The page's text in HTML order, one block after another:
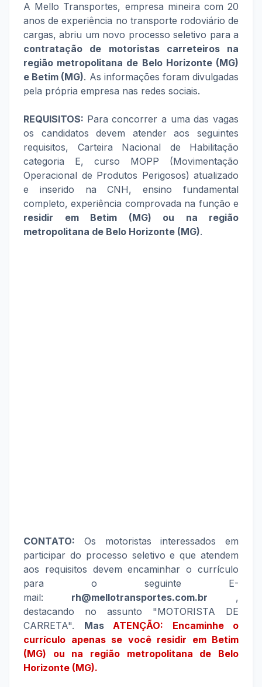
A Mello Transportes, empresa mineira com 20
anos de experiência no transporte rodoviário de
cargas, abriu um novo processo seletivo para a
contratação de motoristas carreteiros na
região metropolitana de Belo Horizonte (MG)
e Betim (MG). As informações foram divulgadas
pela própria empresa nas redes sociais.
REQUISITOS: Para concorrer a uma das vagas
os candidatos devem atender aos seguintes
requisitos, Carteira Nacional de Habilitação
categoria E, curso MOPP (Movimentação
Operacional de Produtos Perigosos) atualizado
e inserido na CNH, ensino fundamental
completo, experiência comprovada na função e
residir em Betim (MG) ou na região
metropolitana de Belo Horizonte (MG).
CONTATO: Os motoristas interessados em
participar do processo seletivo e que atendem
aos requisitos devem encaminhar o currículo
para o seguinte E-
mail: rh@mellotransportes.com.br ,
destacando no assunto "MOTORISTA DE
CARRETA". Mas ATENÇÃO: Encaminhe o
currículo apenas se você residir em Betim
(MG) ou na região metropolitana de Belo
Horizonte (MG).